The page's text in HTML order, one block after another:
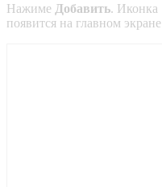
Нажиме Добавить. Иконка
появится на главном экране